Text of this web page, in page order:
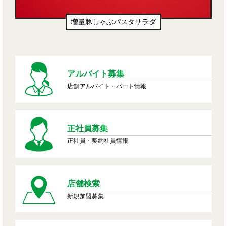
生ドーナツ（わたあめ味風）
アルバイト募集
店舗アルバイト・パート情報
正社員募集
正社員・契約社員情報
店舗検索
新規加盟募集